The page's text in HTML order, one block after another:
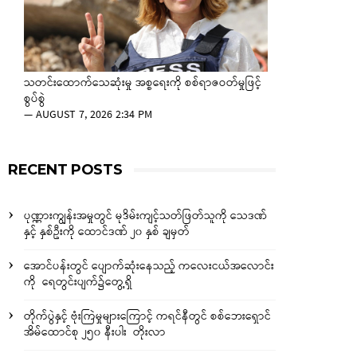
သတင်းထောက်သေဆုံးမှု အစ္စရေးကို စစ်ရာဇဝတ်မှုဖြင့်
စွပ်စွဲ
—AUGUST 7, 2026 2:34 PM
RECENT POSTS
ပုဏ္ဏားကျွန်းအမှုတွင် မုဒိမ်းကျင့်သတ်ဖြတ်သူကို သေဒဏ်
နှင့် နှစ်ဦးကို ထောင်ဒဏ် ၂၀ နှစ် ချမှတ်
အောင်ပန်းတွင် ပျောက်ဆုံးနေသည့် ကလေးငယ်အလောင်း
ကို ရေတွင်းပျက်၌တွေ့ရှိ
တိုက်ပွဲနှင့် ဗုံးကြဲမှုများကြောင့် ကရင်နီတွင် စစ်ဘေးရှောင်
အိမ်ထောင်စု ၂၅၀ နီးပါး တိုးလာ